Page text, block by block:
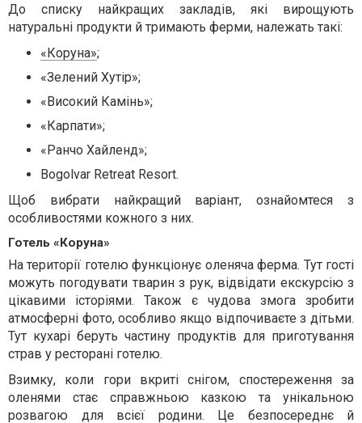
До списку найкращих закладів, які вирощують
натуральні продукти й тримають ферми, належать такі:
«Коруна»;
«Зелений Хутір»;
«Високий Камінь»;
«Карпати»;
«Ранчо Хайленд»;
Bogolvar Retreat Resort.
Щоб вибрати найкращий варіант, ознайомтеся з
особливостями кожного з них.
Готель «Коруна»
На території готелю функціонує оленяча ферма. Тут гості
можуть погодувати тварин з рук, відвідати екскурсію з
цікавими історіями. Також є чудова змога зробити
атмосферні фото, особливо якщо відпочиваєте з дітьми.
Тут кухарі беруть частину продуктів для приготування
страв у ресторані готелю.
Взимку, коли гори вкриті снігом, спостереження за
оленями стає справжньою казкою та унікальною
розвагою для всієї родини. Це безпосереднє й